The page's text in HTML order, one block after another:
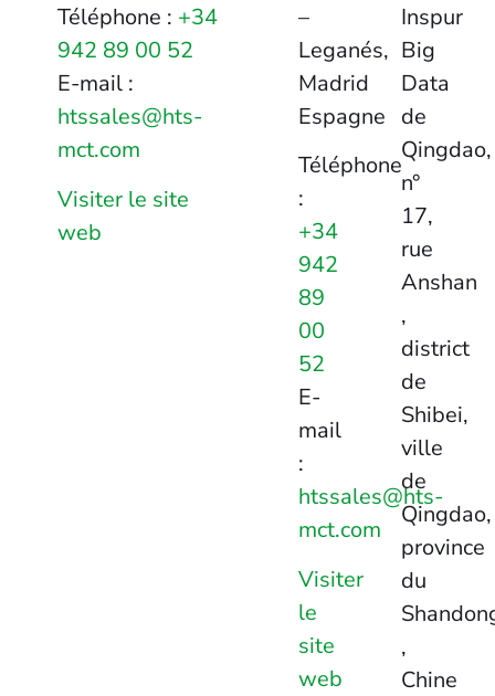
Téléphone : +34
942 89 00 52
E-mail :
htssales@hts-
mct.com
Visiter le site
web
–
Leganés,
Madrid
Espagne
Téléphone
:
+34
942
89
00
52
E-
mail
:
htssales@hts-
mct.com
Visiter
le
site
web
Inspur
Big
Data
de
Qingdao,
n°
17,
rue
Anshan
,
district
de
Shibei,
ville
de
Qingdao,
province
du
,
Chine